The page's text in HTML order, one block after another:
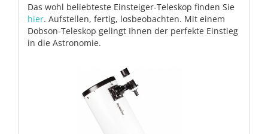
Das wohl beliebteste Einsteiger-Teleskop finden Sie
hier. Aufstellen, fertig, losbeobachten. Mit einem
Dobson-Teleskop gelingt Ihnen der perfekte Einstieg
in die Astronomie.